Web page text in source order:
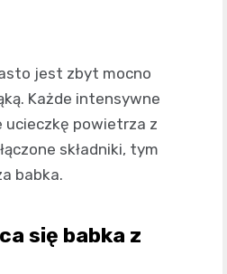
jest zbyt mocno
Każde intensywne
ucieczkę powietrza z
składniki, tym
babka.
się babka z